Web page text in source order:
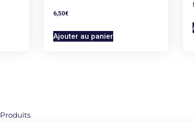
6,50€
Ajouter au panier
Produits